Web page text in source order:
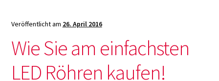
Veröffentlicht am 26. April 2016
Wie Sie am einfachsten
LED Röhren kaufen!